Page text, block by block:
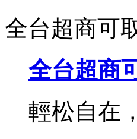
全台超商可
全台超商
輕松自在